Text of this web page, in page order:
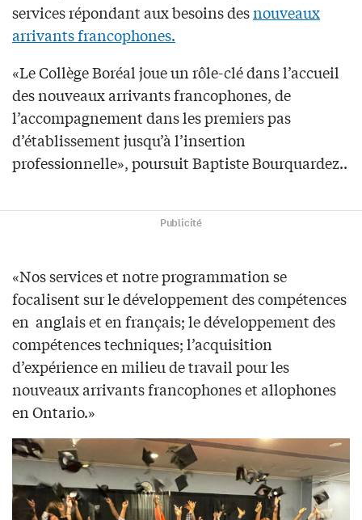
services répondant aux besoins desnouveaux
arrivants francophones.
«Le Collège Boréal joue un rôle-clé dans l’accueil
des nouveaux arrivants francophones, de
l’accompagnement dans les premiers pas
d’établissement jusqu’à l’insertion
professionnelle», poursuit Baptiste Bourquardez..
Publicité
«Nos services et notre programmation se
focalisent sur le développement des compétences
en anglais et en français; le développement des
compétences techniques; l’acquisition
d’expérience en milieu de travail pour les
nouveaux arrivants francophones et allophones
en Ontario.»